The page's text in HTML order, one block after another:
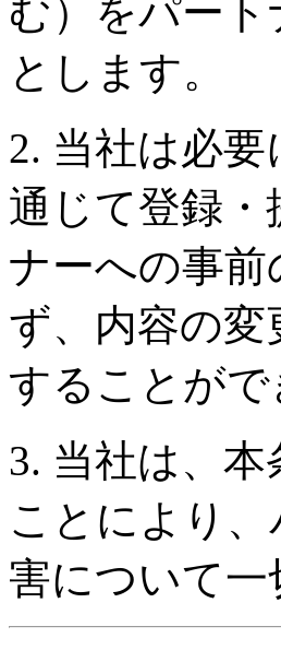
む）をパー
とします。
2. 当社は必
通じて登録
ナーへの事
ず、内容の変
することが
3. 当社は、
ことにより
害について